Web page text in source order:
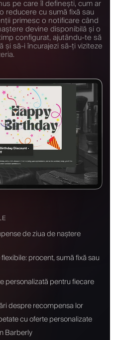
pe care îl definești, cum ar
reducere cu sumă fixă sau
primesc o notificare când
devine disponibilă și o
configurat, ajutându-te să
să-i încurajezi să-ți viziteze
de ziua de naștere
procent, sumă fixă sau
personalizată pentru fiecare
despre recompensa lor
cu oferte personalizate
Barberly